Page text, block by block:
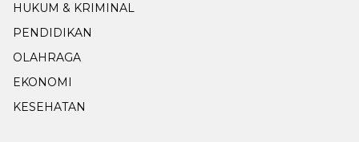
HUKUM & KRIMINAL
PENDIDIKAN
OLAHRAGA
EKONOMI
KESEHATAN